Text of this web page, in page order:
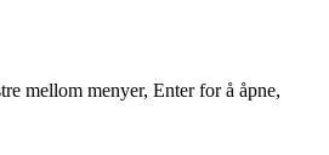
mellom menyer, Enter for å åpne,